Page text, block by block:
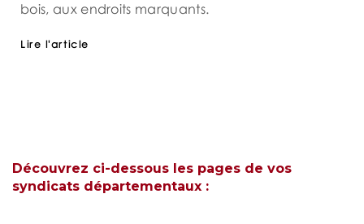
bois, aux endroits marquants.
Lire l'article
Découvrez ci-dessous les pages de vos
syndicats départementaux :